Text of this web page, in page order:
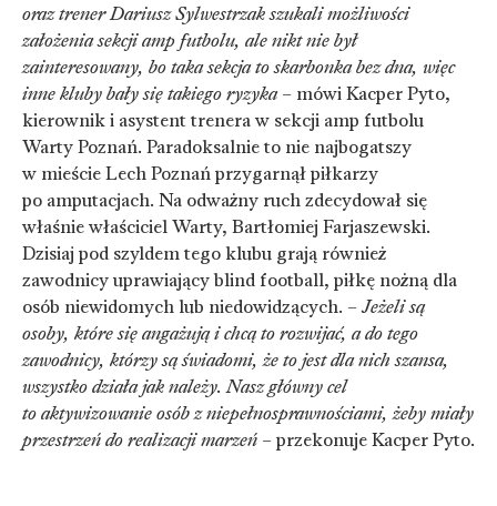
oraz trener Dariusz Sylwestrzak szukali możliwości
założenia sekcji amp futbolu, ale nikt nie był
zainteresowany, bo taka sekcja to skarbonka bez dna, więc
inne kluby bały się takiego ryzyka– mówi Kacper Pyto,
kierownik i asystent trenera w sekcji amp futbolu
Warty Poznań. Paradoksalnie to nie najbogatszy
w mieście Lech Poznań przygarnął piłkarzy
po amputacjach. Na odważny ruch zdecydował się
właśnie właściciel Warty, Bartłomiej Farjaszewski.
Dzisiaj pod szyldem tego klubu grają również
zawodnicy uprawiający blind football, piłkę nożną dla
osób niewidomych lub niedowidzących. –Jeżeli są
osoby, które się angażują i chcą to rozwijać, a do tego
zawodnicy, którzy są świadomi, że to jest dla nich szansa,
wszystko działa jak należy. Nasz główny cel
to aktywizowanie osób z niepełnosprawnościami, żeby miały
przestrzeń do realizacji marzeń – przekonuje Kacper Pyto.